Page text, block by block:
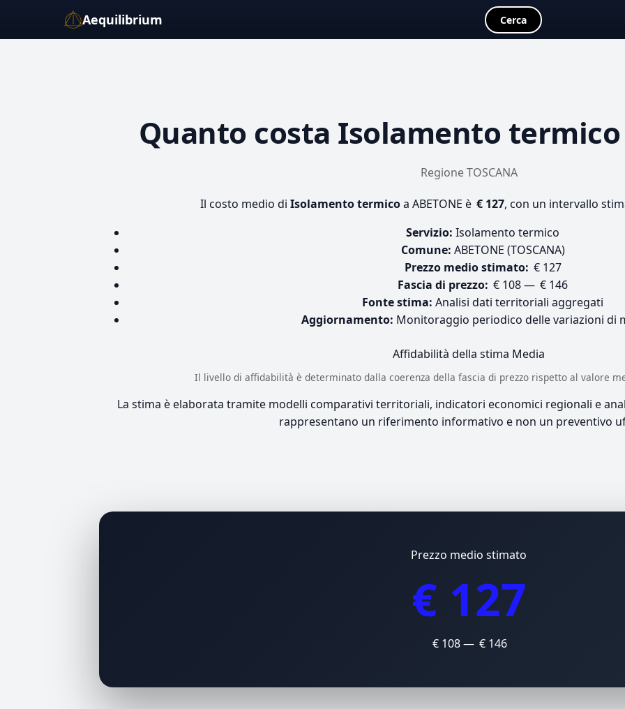
Aequilibrium Cerca
Quanto costa Isolamento termico
Regione TOSCANA
Il costo medio di Isolamento termicoa ABETONE è € 127, con un intervallo
Servizio: Isolamento termico
Comune: ABETONE (TOSCANA)
Prezzo medio stimato: € 127
Fascia di prezzo: € 108 — € 146
Fonte stima: Analisi dati territoriali aggregati
Aggiornamento: Monitoraggio periodico delle variazioni di
Affidabilità della stima Media
Il livello di affidabilità è determinato dalla coerenza della fascia di prezzo rispetto al valore
La stima è elaborata tramite modelli comparativi territoriali, indicatori economici regionali e
rappresentano un riferimento informativo e non un preventivo
Prezzo medio stimato
€ 127
€ 108 — € 146